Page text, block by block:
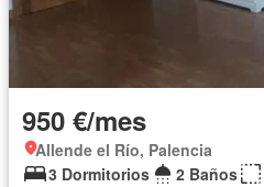
950 €/mes
Allende el Río, Palencia
3 Dormitorios
2 Baños